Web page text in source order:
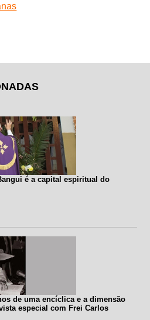
é a capital espiritual do
de uma encíclica e a dimensão
especial com Frei Carlos